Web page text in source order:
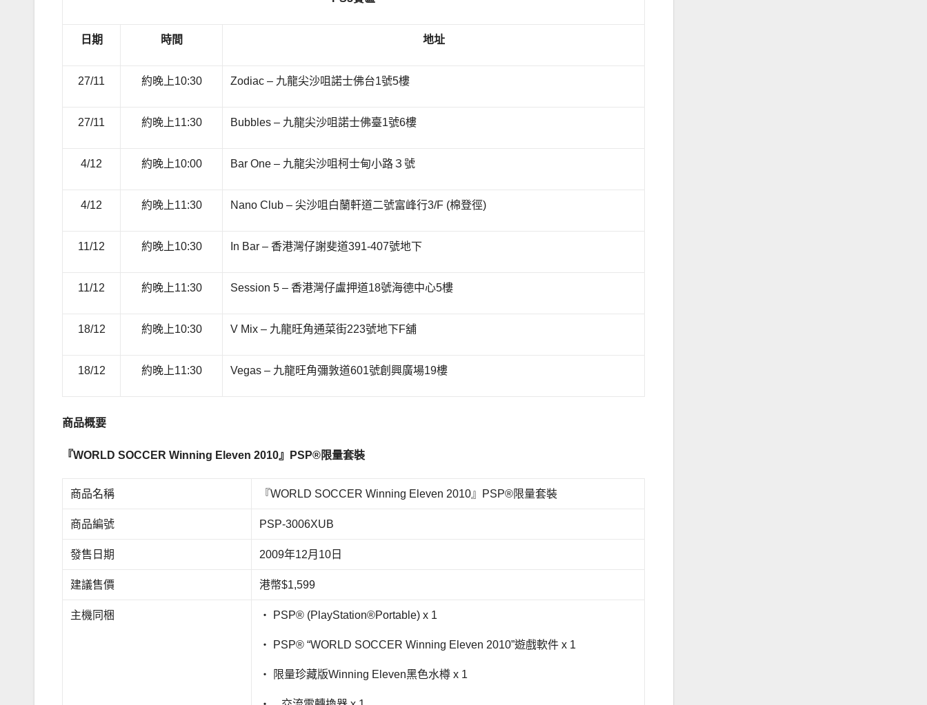
日期 時間 地址
27/11 約晚上10:30 Zodiac – 九龍尖沙咀諾士佛台1號5樓
27/11 約晚上11:30 Bubbles – 九龍尖沙咀諾士佛臺1號6樓
4/12 約晚上10:00 Bar One – 九龍尖沙咀柯士甸小路３號
4/12 約晚上11:30 Nano Club – 尖沙咀白蘭軒道二號富峰行3/F (棉登徑)
11/12 約晚上10:30 In Bar – 香港灣仔謝斐道391-407號地下
11/12 約晚上11:30 Session 5 – 香港灣仔盧押道18號海德中心5樓
18/12 約晚上10:30 V Mix – 九龍旺角通菜街223號地下F舖
18/12 約晚上11:30 Vegas – 九龍旺角彌敦道601號創興廣場19樓
商品概要
『WORLD SOCCER Winning Eleven 2010』 PSP®限量套裝
商品名稱 『WORLD SOCCER Winning Eleven 2010』PSP®限量套裝
商品編號 PSP-3006XUB
發售日期 2009年12月10日
建議售價 港幣$1,599
主機同梱 ・ PSP® (PlayStation®Portable) x 1
・ PSP® “WORLD SOCCER Winning Eleven 2010”遊戲軟件 x 1
・ 限量珍藏版Winning Eleven黑色水樽 x 1